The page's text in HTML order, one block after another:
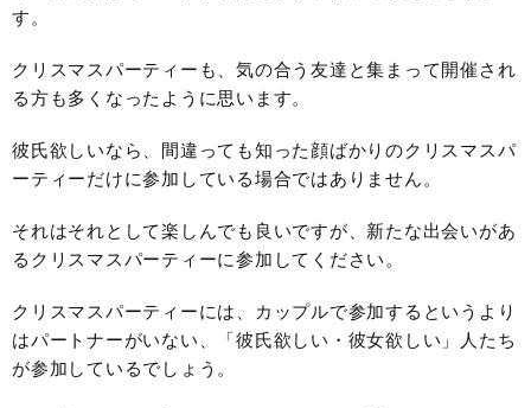
す。
クリスマスパーティーも、気の合う友達と集まって開催され
る方も多くなったように思います。
彼氏欲しいなら、間違っても知った顔ばかりのクリスマスパ
ーティーだけに参加している場合ではありません。
それはそれとして楽しんでも良いですが、新たな出会いがあ
るクリスマスパーティーに参加してください。
クリスマスパーティーには、カップルで参加するというより
はパートナーがいない、「彼氏欲しい・彼女欲しい」人たち
が参加しているでしょう。